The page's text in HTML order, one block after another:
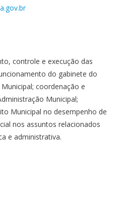
gov.br
controle e execução das
do gabinete do
coordenação e
Municipal;
Municipal no desempenho de
nos assuntos relacionados
e administrativa.